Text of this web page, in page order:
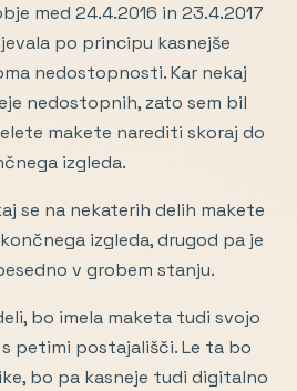
med 24.4.2016 in 23.4.2017
po principu kasnejše
nedostopnosti. Kar nekaj
nedostopnih, zato sem bil
makete narediti skoraj do
izgleda.
se na nekaterih delih makete
izgleda, drugod pa je
v grobem stanju.
bo imela maketa tudi svojo
petimi postajališči. Le ta bo
bo pa kasneje tudi digitalno